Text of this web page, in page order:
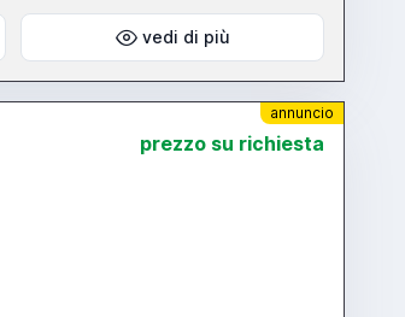
vedi di più
annuncio
prezzo su richiesta